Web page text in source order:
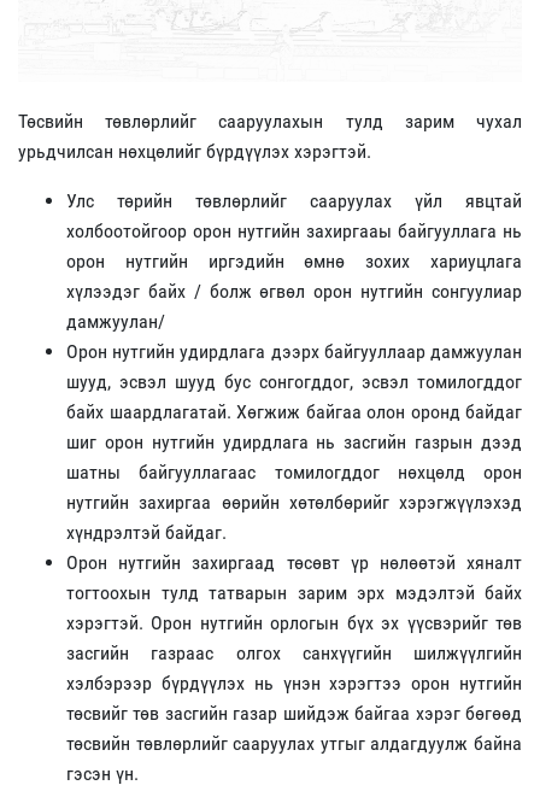
Төсвийн төвлөрлийг сааруулахын тулд зарим чухал
урьдчилсан нөхцөлийг бүрдүүлэх хэрэгтэй.
Улс төрийн төвлөрлийг сааруулах үйл явцтай
холбоотойгоор орон нутгийн захиргааы байгууллага нь
орон нутгийн иргэдийн өмнө зохих хариуцлага
хүлээдэг байх / болж өгвөл орон нутгийн сонгуулиар
дамжуулан/
Орон нутгийн удирдлага дээрх байгууллаар дамжуулан
шууд, эсвэл шууд бус сонгогддог, эсвэл томилогддог
байх шаардлагатай. Хөгжиж байгаа олон оронд байдаг
шиг орон нутгийн удирдлага нь засгийн газрын дээд
шатны байгууллагаас томилогддог нөхцөлд орон
нутгийн захиргаа өөрийн хөтөлбөрийг хэрэгжүүлэхэд
хүндрэлтэй байдаг.
Орон нутгийн захиргаад төсөвт үр нөлөөтэй хяналт
тогтоохын тулд татварын зарим эрх мэдэлтэй байх
хэрэгтэй. Орон нутгийн орлогын бүх эх үүсвэрийг төв
засгийн газраас олгох санхүүгийн шилжүүлгийн
хэлбэрээр бүрдүүлэх нь үнэн хэрэгтээ орон нутгийн
төсвийг төв засгийн газар шийдэж байгаа хэрэг бөгөөд
төсвийн төвлөрлийг сааруулах утгыг алдагдуулж байна
гэсэн үн.